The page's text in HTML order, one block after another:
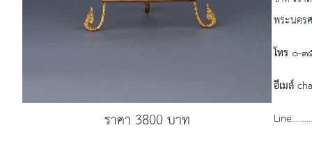
ราคา 3800 บาท
พระนคร
โทร๐-๓
อีเมล์